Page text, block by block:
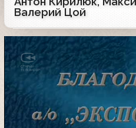
Валерий Цой